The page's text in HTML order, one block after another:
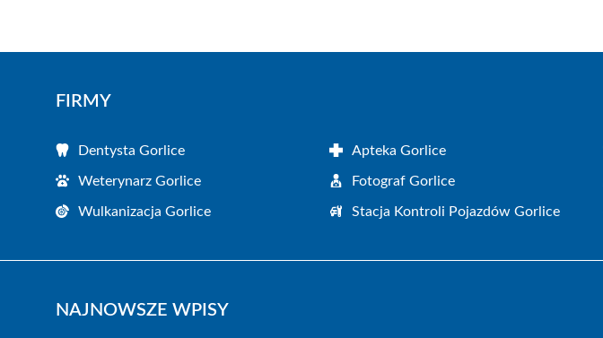
FIRMY
Dentysta Gorlice Apteka Gorlice
Weterynarz Gorlice Fotograf Gorlice
Wulkanizacja Gorlice Stacja Kontroli Pojazdów Gorlice
NAJNOWSZE WPISY